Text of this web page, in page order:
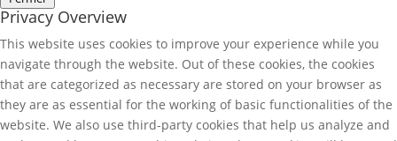
Privacy Overview
This website uses cookies to improve your experience while you
navigate through the website. Out of these cookies, the cookies
that are categorized as necessary are stored on your browser as
they are as essential for the working of basic functionalities of the
website. We also use third-party cookies that help us analyze and